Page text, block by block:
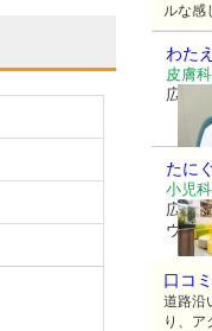
ルな感
わた
皮膚
広島
たに
小児
広島
ヴェ
口コ
道路沿
り、ア